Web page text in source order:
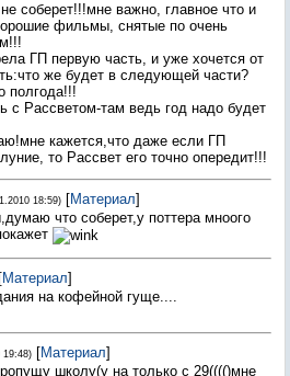
соберет!!!мне важно, главное что и
фильмы, снятые по очень
ГП первую часть, и уже хочется от
же будет в следующей части?
полгода!!!
с Рассветом-там ведь год надо будет
кажется,что даже если ГП
то Рассвет его точно опередит!!!
18:59) [Материал]
что соберет,у поттера мноого
[Материал]
на кофейной гуще....
19:48) [Материал]
школу(у на только с 29(((()мне